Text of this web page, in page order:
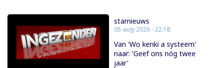
starnieuws
05-aug-2026 - 22:18
Van 'Wo kenki a systeem'
naar: 'Geef ons nóg twee
jaar'